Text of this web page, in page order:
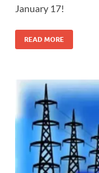
January 17!
READ MORE